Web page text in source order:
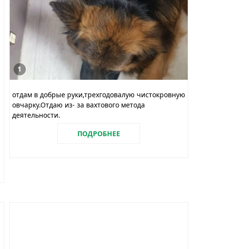
1
отдам в добрые руки,трехгодовалую чистокровную
овчарку.Отдаю из- за вахтового метода
деятельности.
ПОДРОБНЕЕ